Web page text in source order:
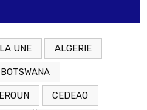
UNE ALGERIE
BOTSWANA
CEDEAO